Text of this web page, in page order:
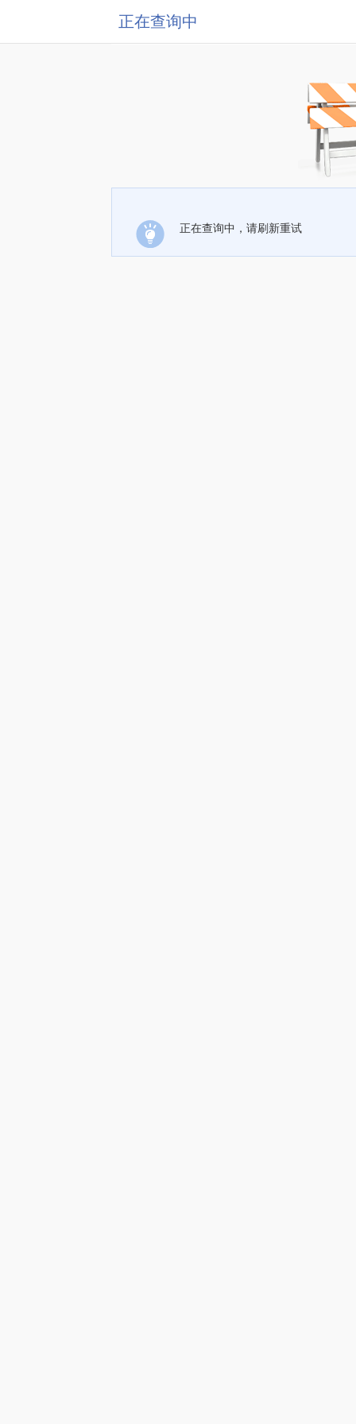
正在查询中
正在查询中，请刷新重试